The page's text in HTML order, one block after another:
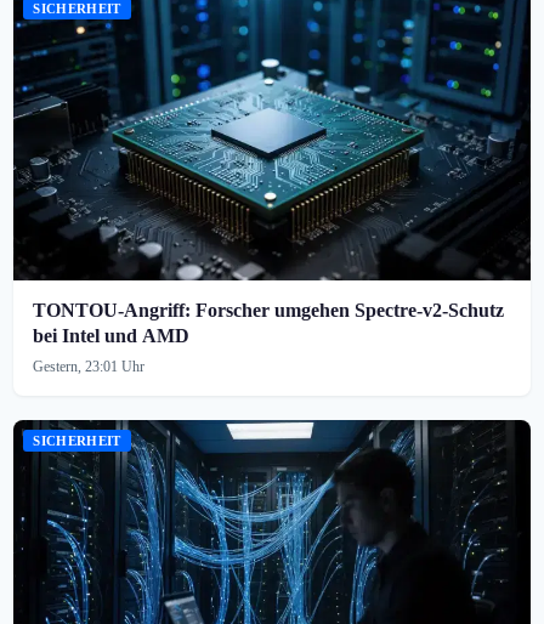
SICHERHEIT
TONTOU-Angriff: Forscher umgehen Spectre-v2-Schutz
bei Intel und AMD
Gestern, 23:01 Uhr
SICHERHEIT